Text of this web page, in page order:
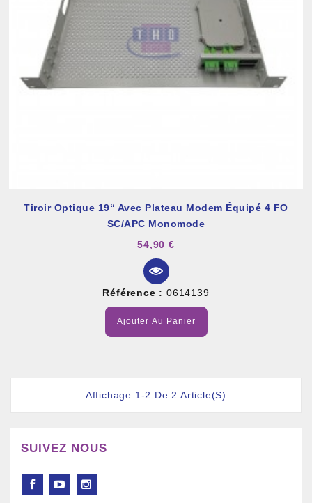
Tiroir Optique 19“ Avec Plateau Modem Équipé 4 FO
SC/APC Monomode
54,90 €
Référence : 0614139
Ajouter Au Panier
Affichage 1-2 De 2 Article(s)
SUIVEZ NOUS